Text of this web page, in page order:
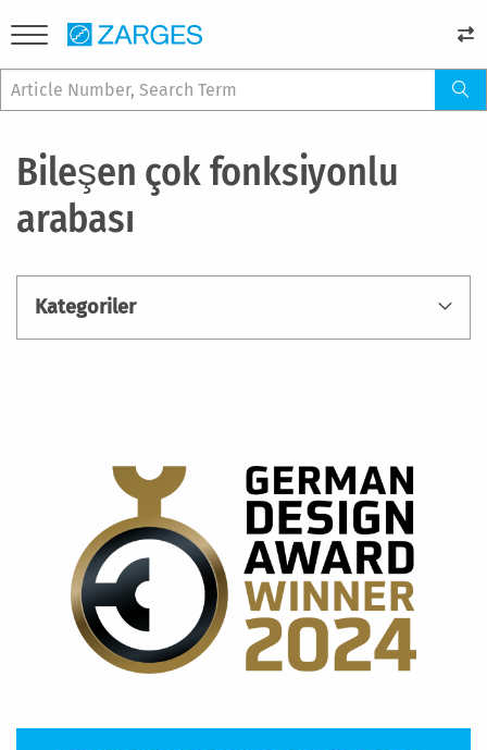
Bileşen çok fonksiyonlu
arabası
Kategoriler